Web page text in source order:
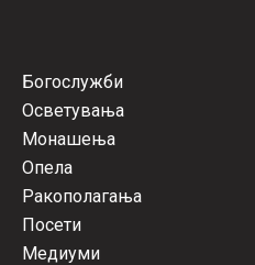
Богослужби
Осветувања
Монашења
Опела
Ракополагања
Посети
Медиуми